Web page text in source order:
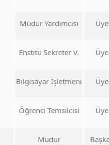
Müdür Yardımcısı Üye
Enstitü Sekreter V. Üye
Bilgisayar İşletmeni Üye
Öğrenci Temsilcisi Üye
Müdür